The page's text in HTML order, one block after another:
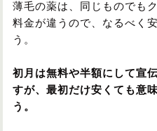
薄毛の薬は、同じものでも
料金が違うので、なるべく
う。
初月は無料や半額にして宣
すが、最初だけ安くても意
う。